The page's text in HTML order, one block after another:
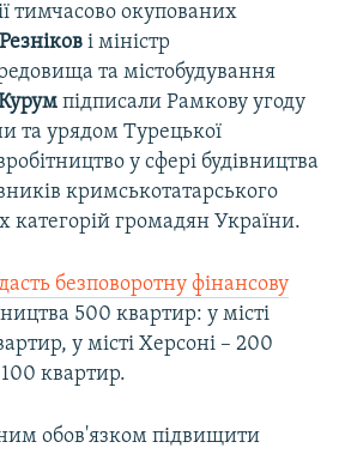
тимчасово окупованих
і міністр
та містобудування
підписали Рамкову угоду
та урядом Турецької
у сфері будівництва
кримськотатарського
категорій громадян України.
безповоротну фінансову
500 квартир: у місті
у місті Херсоні – 200
квартир.
обов'язком підвищити